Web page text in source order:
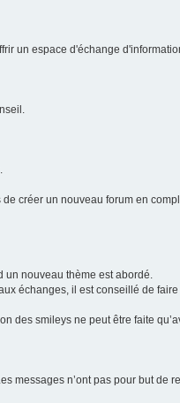
un espace d'échange
créer un nouveau forum en
un nouveau thème est abordé.
échanges, il est conseillé de faire
des smileys ne peut être faite
messages n’ont pas pour but de